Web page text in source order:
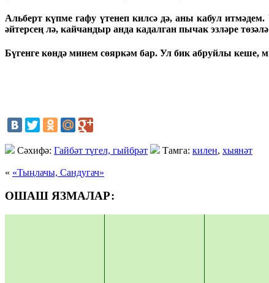
Альберт күпме гафу үтенеп килсә дә, аны кабул
әйтерсең лә, кайчандыр анда кадалган пычак эзләре
Бүгенге көндә минем сөяркәм бар. Ул бик абруйлы
Cәхифә: Гайбәт түгел, гыйбрәт Тамга: килен, хыянәт
« «Тыңлачы, Сандугач»
ОШАШ ЯЗМАЛАР: